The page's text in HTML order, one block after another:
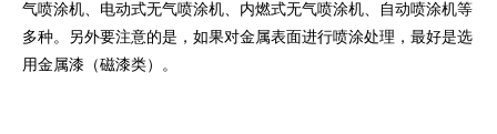
气喷涂机、电动式无气喷涂机、内燃式无气喷涂机、自动喷涂机等
多种。另外要注意的是，如果对金属表面进行喷涂处理，最好是选
用金属漆（磁漆类）。